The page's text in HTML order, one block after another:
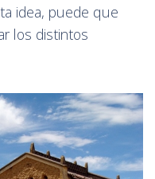
idea, puede que
los distintos